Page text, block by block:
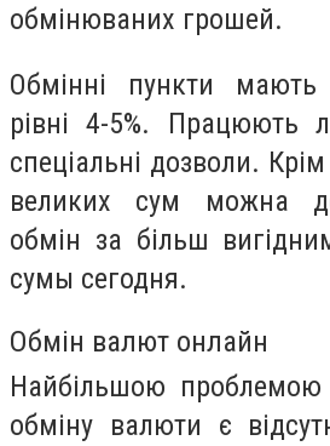
обмінюваних грошей.
Обмінні пункти
рівні 4-5%. Працюють
спеціальні дозволи.
великих сум можна
обмін за більш
сумы сегодня.
Обмін валют онлайн
Найбільшою проблемою
обміну валюти є